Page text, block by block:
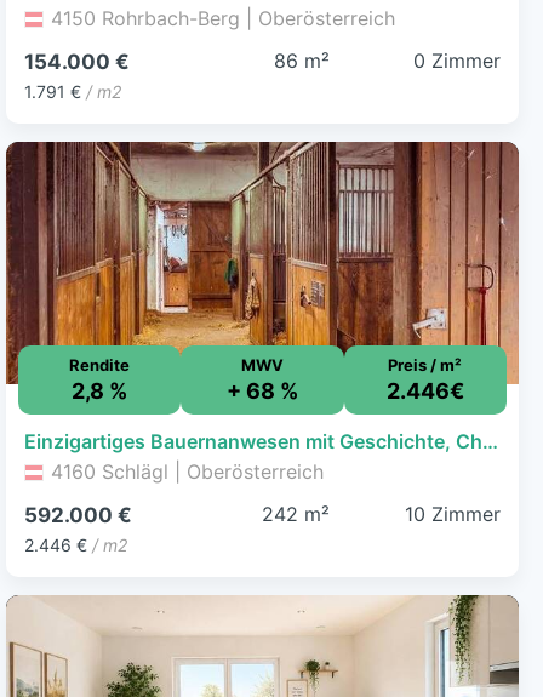
4150 Rohrbach-Berg | Oberösterreich
154.000 €
1.791 € / m2
86 m² 0 Zimmer
Rendite
2,8 %
MWV
+ 68 %
Preis / m²
2.446€
Einzigartiges Bauernanwesen mit Geschichte, Charme und großzügigem Raumangebot
4160 Schlägl | Oberösterreich
592.000 €
2.446 € / m2
242 m² 10 Zimmer